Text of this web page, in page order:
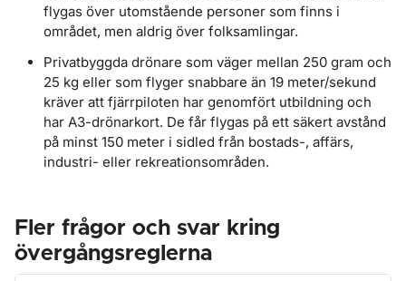
flygas över utomstående personer som finns i
området, men aldrig över folksamlingar.
Privatbyggda drönare som väger mellan 250 gram och
25 kg eller som flyger snabbare än 19 meter/sekund
kräver att fjärrpiloten har genomfört utbildning och
har A3-drönarkort. De får flygas på ett säkert avstånd
på minst 150 meter i sidled från bostads-, affärs,
industri- eller rekreationsområden.
Fler frågor och svar kring
övergångsreglerna